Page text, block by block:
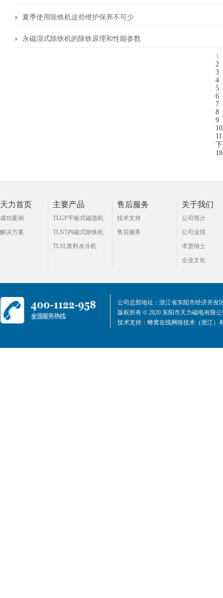
夏季使用除铁机这些维护保养不可少
永磁湿式除铁机的除铁原理和性能参数
1
2
3
4
5
6
7
8
9
10
11
18
天力首页
成功案例
解决方案
主要产品
TLGP平板式磁选机
TLNT内磁式除铁机
TLSL浆料水冷机
售后服务
技术支持
售后服务
关于我们
公司简介
公司业绩
求贤纳士
企业文化
公司总部地址：浙江省东阳市经济开发
版权所有 © 2020 东阳市天力磁电有限
技术支持： 蜂窝在线网络技术（浙江）